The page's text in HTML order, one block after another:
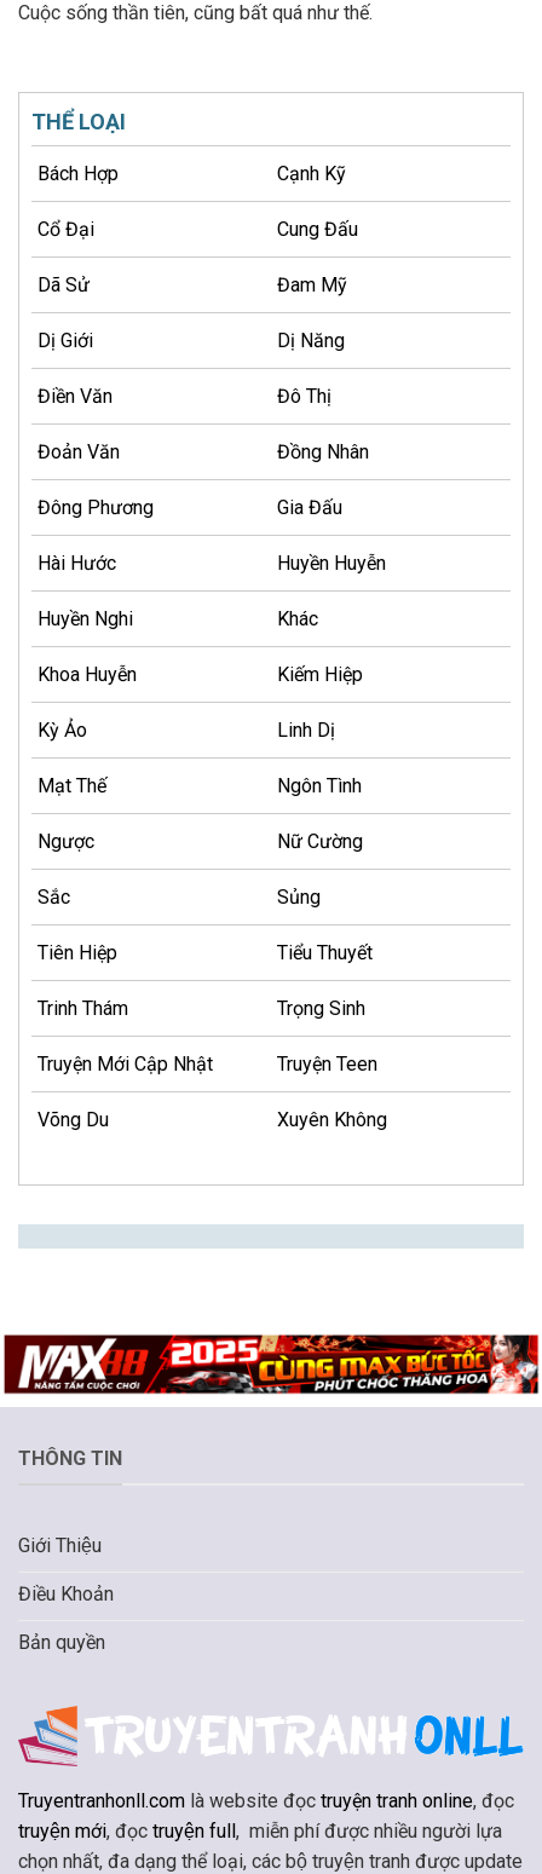
Cuộc sống thần tiên, cũng bất quá như thế.
THỂ LOẠI
Bách Hợp Cạnh Kỹ
Cổ Đại Cung Đấu
Dã Sử Đam Mỹ
Dị Giới Dị Năng
Điền Văn Đô Thị
Đoản Văn Đồng Nhân
Đông Phương Gia Đấu
Hài Hước Huyền Huyễn
Huyền Nghi Khác
Khoa Huyễn Kiếm Hiệp
Kỳ Ảo Linh Dị
Mạt Thế Ngôn Tình
Ngược Nữ Cường
Sắc Sủng
Tiên Hiệp Tiểu Thuyết
Trinh Thám Trọng Sinh
Truyện Mới Cập Nhật Truyện Teen
Võng Du Xuyên Không
THÔNG TIN
Giới Thiệu
Điều Khoản
Bản quyền
Truyentranhonll.com là website đọc truyện tranh online, đọc
truyện mới, đọc truyện full, miễn phí được nhiều người lựa
chọn nhất, đa dạng thể loại, các bộ truyện tranh được update